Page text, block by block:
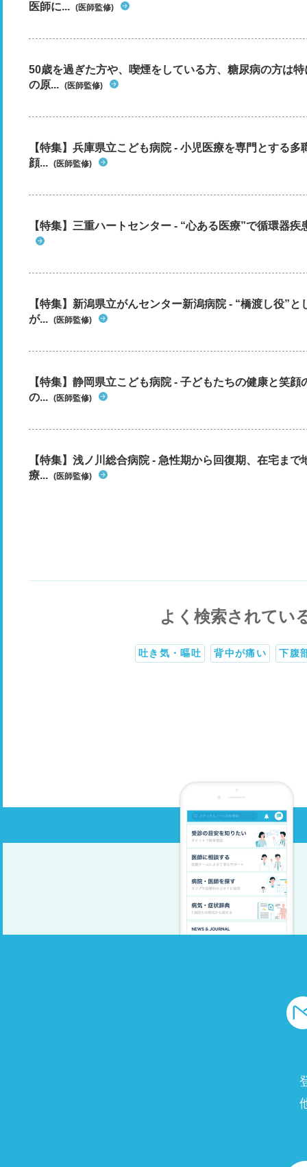
医師に... (医師監修)
50歳を過ぎた方や、喫煙をしている方、糖尿病の方は
の原... (医師監修)
【特集】兵庫県立こども病院 - 小児医療を専門とする
顔... (医師監修)
【特集】三重ハートセンター - “心ある医療”で循環器疾
【特集】新潟県立がんセンター新潟病院 - “橋渡し役”
が... (医師監修)
【特集】静岡県立こども病院 - 子どもたちの健康と笑
の... (医師監修)
【特集】浅ノ川総合病院 - 急性期から回復期、在宅ま
療... (医師監修)
よく検索されてい
吐き気・嘔吐 背中が痛い 下腹